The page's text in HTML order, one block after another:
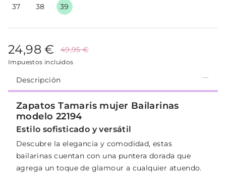
37
38 39
24,98 € 49,95 €
Impuestos incluidos
Descripción
Zapatos Tamaris mujer Bailarinas
modelo 22194
Estilo sofisticado y versátil
Descubre la elegancia y comodidad, estas
bailarinas cuentan con una puntera dorada que
agrega un toque de glamour a cualquier atuendo.